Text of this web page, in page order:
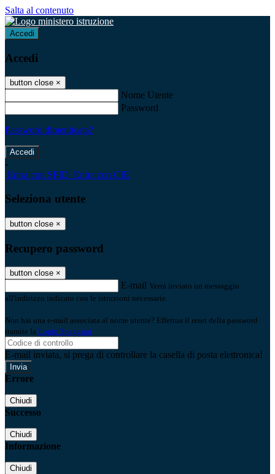
Salta al contenuto
Accedi
Accedi
button close ×
Nome Utente
Password
Password dimenticata?
-
Entra con SPID Entra con CIE
Seleziona utente
button close ×
Recupero password
button close ×
E-mail Verrà inviato un messaggio
all'indirizzo indicato con le istruzioni necessarie.
Non hai una e-mail associata al nome utente? Effettua il reset della password
tramite la Login Spaggiari
E-mail inviata, si prega di controllare la casella di posta elettronica!
Errore
Chiudi
Successo
Chiudi
Informazione
Chiudi